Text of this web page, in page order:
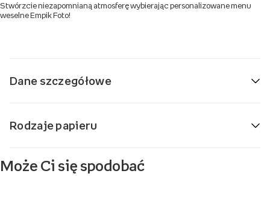
Stwórzcie niezapomnianą atmosferę wybierając personalizowane menu
weselne Empik Foto!
Dane szczegółowe
Rodzaje papieru
Może Ci się spodobać